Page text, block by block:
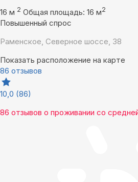
16 м 2 Общая площадь: 16 м2
Повышенный спрос
Раменское, Северное шоссе, 38
Показать расположение на карте
86 отзывов
10,0 (86)
86 отзывов о проживании со